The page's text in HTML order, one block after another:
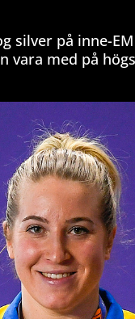
silver på inne-
vara med på